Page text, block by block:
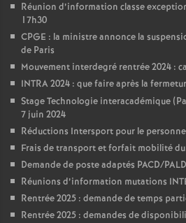
Réunion d’information classe
17h30
CPGE : la ministre annonce la
de Paris
Mouvement interdegré rentrée 2024 :
INTRA 2024 : que faire après la
Stage Technologie interacadémique
7 juin 2024
Réductions Intersport pour le
Frais de transport et forfait mobilité
Demande de poste adaptés PACD/
Réunions d’information mutations
Rentrée 2025 : demande de temps
Rentrée 2025 : demandes de